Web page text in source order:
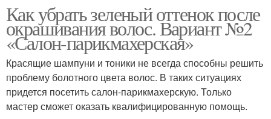
Как убрать зеленый оттенок после
окрашивания волос. Вариант №2
«Салон-парикмахерская»
Красящие шампуни и тоники не всегда способны решить
проблему болотного цвета волос. В таких ситуациях
придется посетить салон-парикмахерскую. Только
мастер сможет оказать квалифицированную помощь.